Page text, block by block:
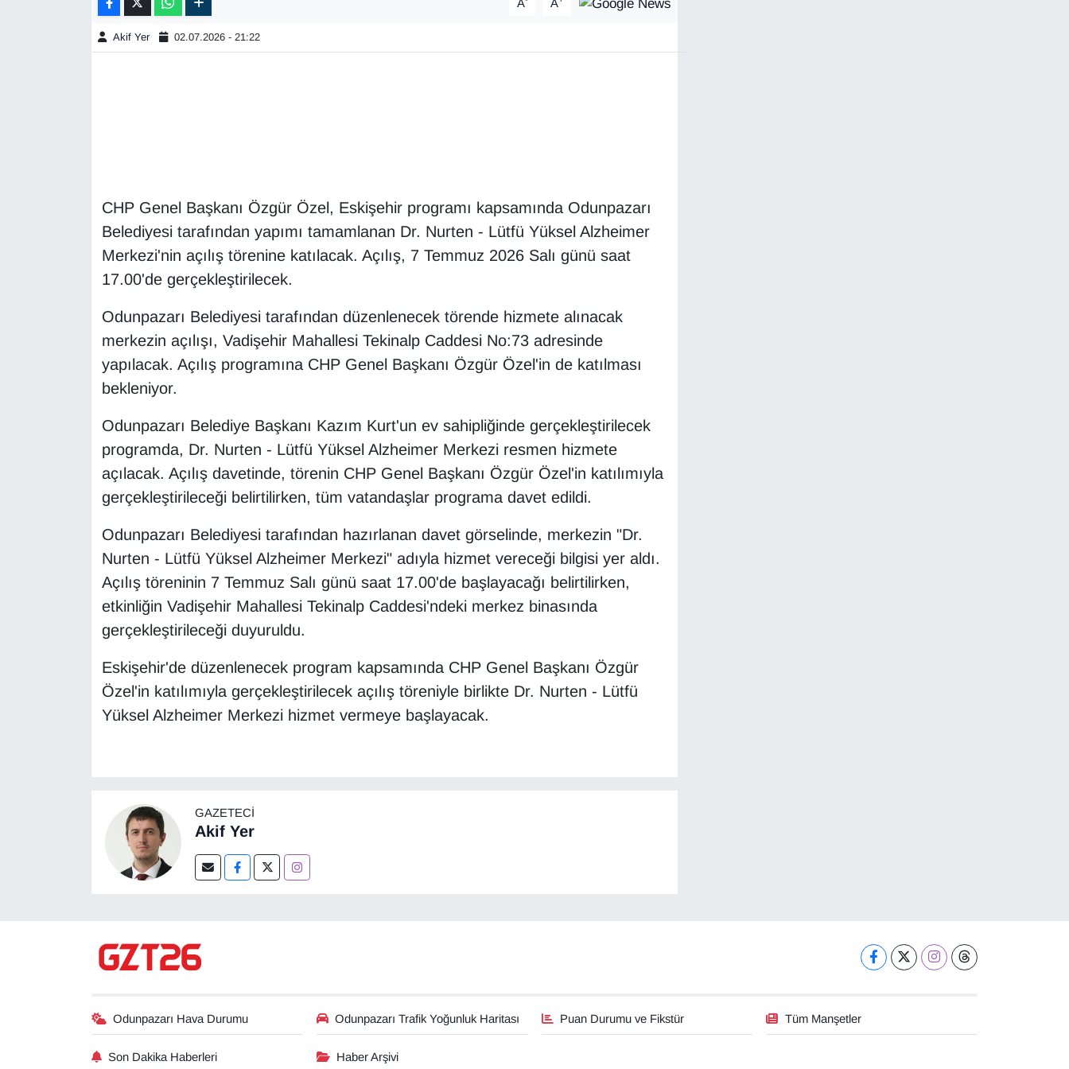
A A
Akif Yer 02.07.2026 - 21:22
CHP Genel Başkanı Özgür Özel, Eskişehir programı kapsamında Odunpazarı
Belediyesi tarafından yapımı tamamlanan Dr. Nurten - Lütfü Yüksel Alzheimer
Merkezi'nin açılış törenine katılacak. Açılış, 7 Temmuz 2026 Salı günü saat
17.00'de gerçekleştirilecek.
Odunpazarı Belediyesi tarafından düzenlenecek törende hizmete alınacak
merkezin açılışı, Vadişehir Mahallesi Tekinalp Caddesi No:73 adresinde
yapılacak. Açılış programına CHP Genel Başkanı Özgür Özel'in de katılması
bekleniyor.
Odunpazarı Belediye Başkanı Kazım Kurt'un ev sahipliğinde gerçekleştirilecek
programda, Dr. Nurten - Lütfü Yüksel Alzheimer Merkezi resmen hizmete
açılacak. Açılış davetinde, törenin CHP Genel Başkanı Özgür Özel'in katılımıyla
gerçekleştirileceği belirtilirken, tüm vatandaşlar programa davet edildi.
Odunpazarı Belediyesi tarafından hazırlanan davet görselinde, merkezin "Dr.
Nurten - Lütfü Yüksel Alzheimer Merkezi" adıyla hizmet vereceği bilgisi yer aldı.
Açılış töreninin 7 Temmuz Salı günü saat 17.00'de başlayacağı belirtilirken,
etkinliğin Vadişehir Mahallesi Tekinalp Caddesi'ndeki merkez binasında
gerçekleştirileceği duyuruldu.
Eskişehir'de düzenlenecek program kapsamında CHP Genel Başkanı Özgür
Özel'in katılımıyla gerçekleştirilecek açılış töreniyle birlikte Dr. Nurten - Lütfü
Yüksel Alzheimer Merkezi hizmet vermeye başlayacak.
GAZETECI
Akif Yer
Odunpazarı Hava Durumu Odunpazarı Trafik Yoğunluk Haritası Puan Durumu ve Fikstür Tüm Manşetler
Son Dakika Haberleri Haber Arşivi